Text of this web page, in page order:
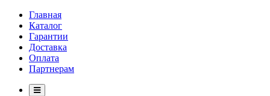
Главная
Каталог
Гарантии
Доставка
Оплата
Партнерам